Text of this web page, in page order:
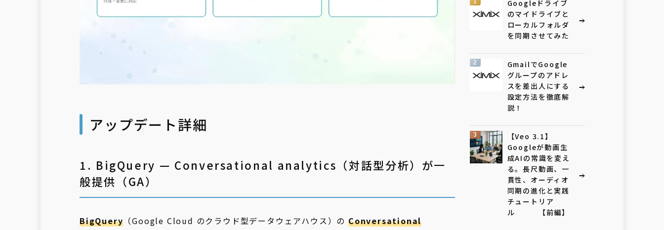
アップデート詳細
1. BigQuery — Conversational analytics（対話型分析）が一
般提供（GA）
BigQuery （Google Cloud のクラウド型データウェアハウス）のConversational
1
Googleドライブ
のマイドライブと
ローカルフォルダ
を同期させてみた
2
GmailでGoogle
グループのアドレ
スを差出人にする
設定方法を徹底解
説！
3
【Veo 3.1】
Googleが動画生
成AIの常識を変え
る。長尺動画、一
貫性、オーディオ
同期の進化と実践
チュートリア
ル 【前編】